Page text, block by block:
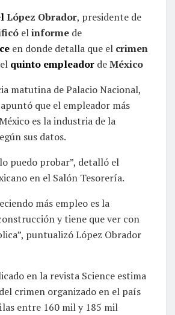
López Obrador, presidente de
elinforme de
en donde detalla que el crimen
quinto empleador deMéxico
matutina de Palacio Nacional,
que el empleador más
es la industria de la
sus datos.
puedo probar”, detalló el
en el Salón Tesorería.
más empleo es la
y tiene que ver con
puntualizó López Obrador
en la revista Science estima
crimen organizado en el país
entre 160 mil y 185 mil